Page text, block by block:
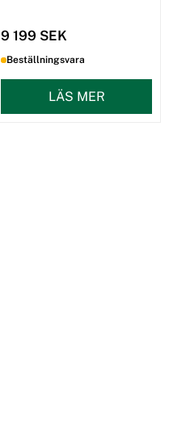
9 199 SEK
Beställningsvara
LÄS MER